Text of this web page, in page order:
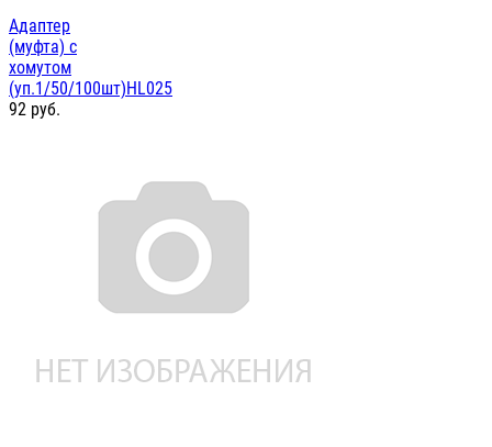
Адаптер
(муфта) с
хомутом
(уп.1/50/100шт)HL025
92 руб.